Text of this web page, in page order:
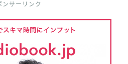
ンサーリンク